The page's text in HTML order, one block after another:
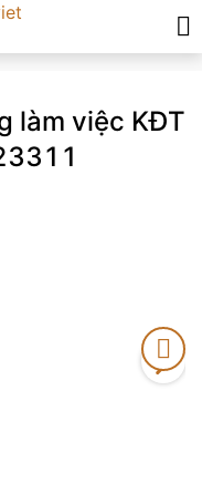
việc KĐT Park City
làm việc KĐT